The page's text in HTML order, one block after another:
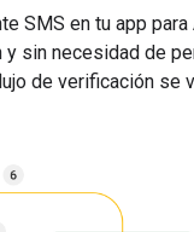
SMS en tu app
sin necesidad de
de verificación se